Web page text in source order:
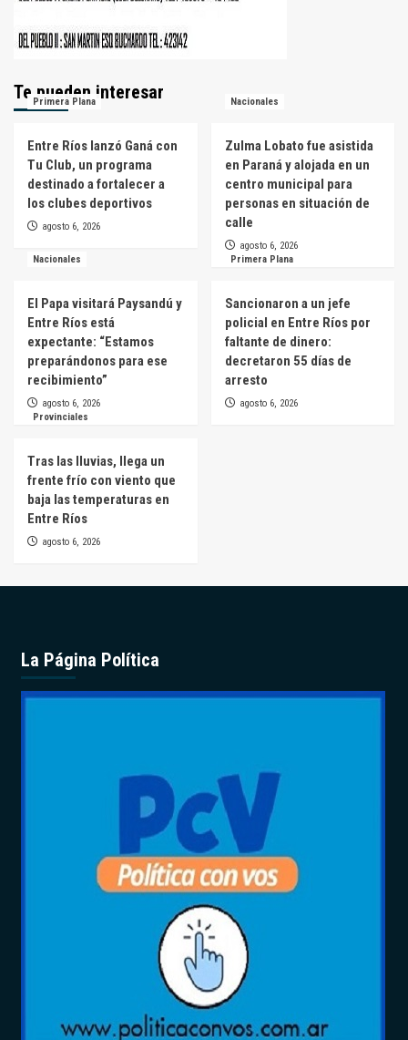
Te pueden interesar
Primera Plana
Entre Ríos lanzó Ganá con
Tu Club, un programa
destinado a fortalecer a
los clubes deportivos
agosto 6, 2026
Nacionales
Zulma Lobato fue asistida
en Paraná y alojada en un
centro municipal para
personas en situación de
calle
agosto 6, 2026
Nacionales
El Papa visitará Paysandú y
Entre Ríos está
expectante: “Estamos
preparándonos para ese
recibimiento”
agosto 6, 2026
Primera Plana
Sancionaron a un jefe
policial en Entre Ríos por
faltante de dinero:
decretaron 55 días de
arresto
agosto 6, 2026
Provinciales
Tras las lluvias, llega un
frente frío con viento que
baja las temperaturas en
Entre Ríos
agosto 6, 2026
La Página Política